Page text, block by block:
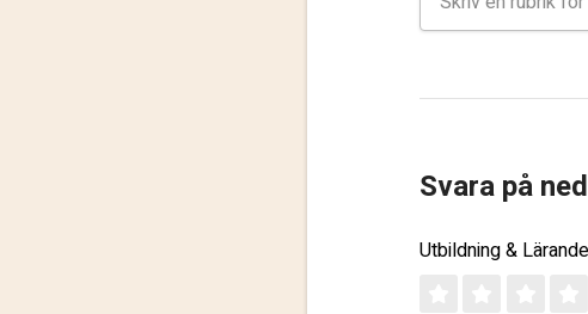
Svara på
Utbildning & Lärande